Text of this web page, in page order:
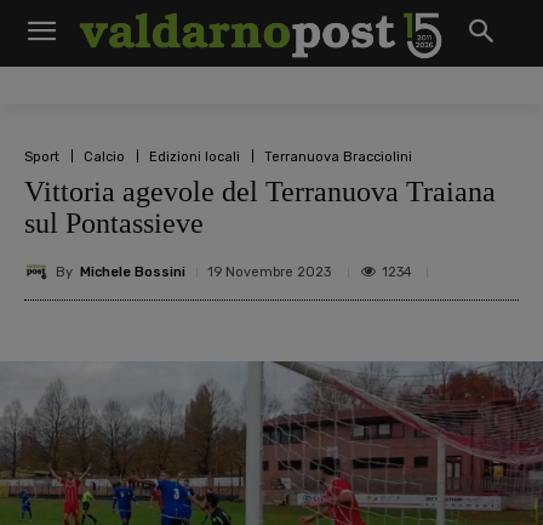
Sport Calcio Edizioni locali Terranuova Bracciolini
Vittoria agevole del Terranuova Traiana
sul Pontassieve
By Michele Bossini 19 Novembre 2023 1234